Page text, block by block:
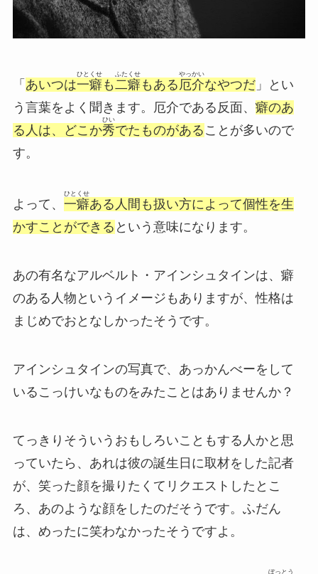
「 あいつは一癖
ひとくせ
も二癖
ふたくせ
もある 厄介
やっかい
なやつだ」とい
う言葉をよく聞きます。厄介である反面、 癖のあ
る人は、どこか秀
ひい
でたものがある ことが多いので
す。
よって、 一癖
ひとくせ
ある人間も扱い方によって個性を生
かすことができる という意味になります。
あの有名なアルベルト・アインシュタインは、癖
のある人物というイメージもありますが、性格は
まじめでおとなしかったそうです。
アインシュタインの写真で、あっかんべーをして
いるこっけいなものをみたことはありませんか？
てっきりそういうおもしろいこともする人かと思
っていたら、あれは彼の誕生日に取材をした記者
が、笑った顔を撮りたくてリクエストしたとこ
ろ、あのような顔をしたのだそうです。ふだん
は、めったに笑わなかったそうですよ。
ぼっとう